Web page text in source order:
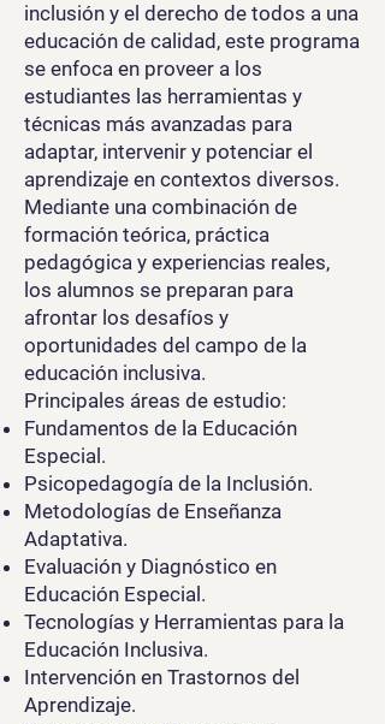
inclusión y el derecho de todos a una
educación de calidad, este programa
se enfoca en proveer a los
estudiantes las herramientas y
técnicas más avanzadas para
adaptar, intervenir y potenciar el
aprendizaje en contextos diversos.
Mediante una combinación de
formación teórica, práctica
pedagógica y experiencias reales,
los alumnos se preparan para
afrontar los desafíos y
oportunidades del campo de la
educación inclusiva.
Principales áreas de estudio:
Fundamentos de la Educación
Especial.
Psicopedagogía de la Inclusión.
Metodologías de Enseñanza
Adaptativa.
Evaluación y Diagnóstico en
Educación Especial.
Tecnologías y Herramientas para la
Educación Inclusiva.
Intervención en Trastornos del
Aprendizaje.